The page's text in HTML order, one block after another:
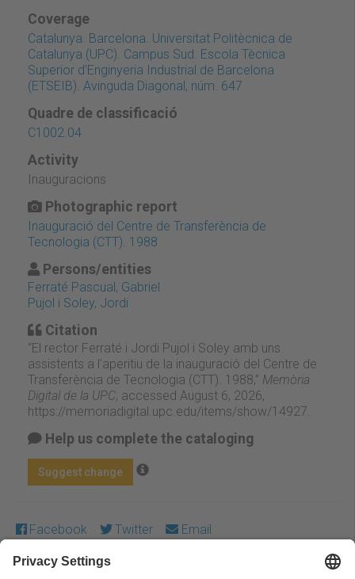
Coverage
Catalunya. Barcelona. Universitat Politècnica de
Catalunya (UPC). Campus Sud. Escola Tècnica
Superior d'Enginyeria Industrial de Barcelona
(ETSEIB). Avinguda Diagonal, núm. 647
Quadre de classificació
C1002.04
Activity
Inauguracions
Photographic report
Inauguració del Centre de Transferència de
Tecnologia (CTT). 1988
Persons/entities
Ferraté Pascual, Gabriel
Pujol i Soley, Jordi
Citation
“El rector Ferraté i Jordi Pujol i Soley amb uns
assistents a l'aperitiu de la inauguració del Centre de
Transferència de Tecnologia (CTT). 1988,” Memòria
Digital de la UPC, accessed August 6, 2026,
https://memoriadigital.upc.edu/items/show/14927
Help us complete the cataloging
Suggest change
Facebook Twitter Email